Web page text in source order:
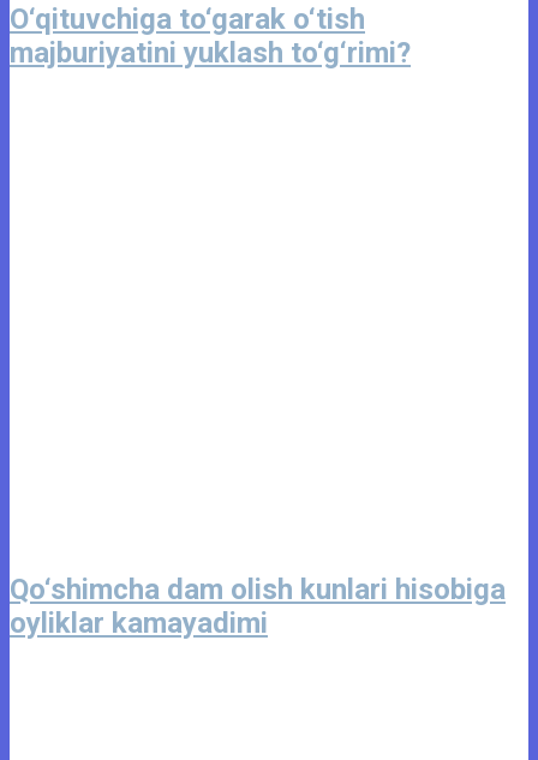
O‘qituvchiga to‘garak o‘tish
majburiyatini yuklash to‘g‘rimi?
Qo‘shimcha dam olish kunlari hisobiga
oyliklar kamayadimi